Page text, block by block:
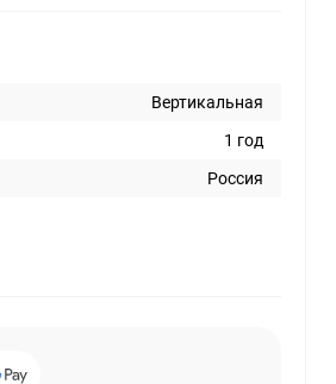
Вертикальная
1 год
Россия